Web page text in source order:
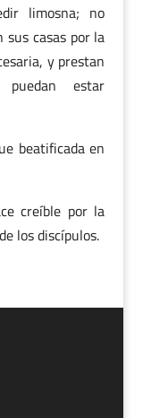
limosna; no
sus casas por la
y prestan
estar
beatificada en
creíble por la
los discípulos.